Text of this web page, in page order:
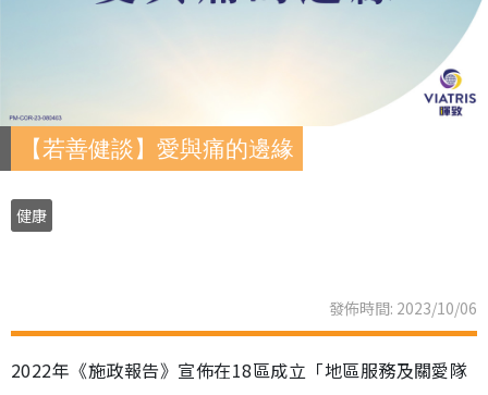
【若善健談】愛與痛的邊緣
健康
發佈時間: 2023/10/06
2022年《施政報告》宣佈在18區成立「地區服務及關愛隊